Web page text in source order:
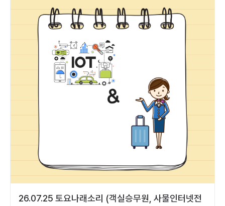
26.07.25 토요나래소리 (객실승무원, 사물인터넷전